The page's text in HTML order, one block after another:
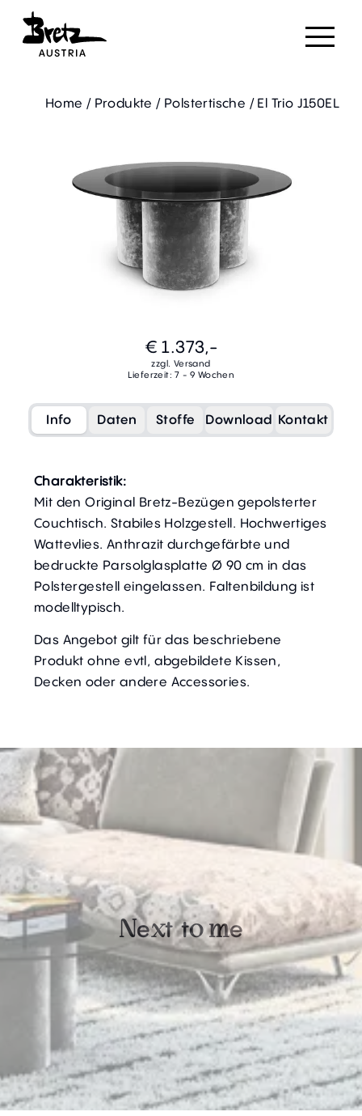
Home / Produkte / Polstertische /El Trio J150EL
€ 1.373,-
zzgl. Versand
Lieferzeit: 7 - 9 Wochen
Info Daten Stoffe Download Kontakt
Charakteristik:
Mit den Original Bretz-Bezügen gepolsterter
Couchtisch. Stabiles Holzgestell. Hochwertiges
Wattevlies. Anthrazit durchgefärbte und
bedruckte Parsolglasplatte Ø 90 cm in das
Polstergestell eingelassen. Faltenbildung ist
modelltypisch.
Das Angebot gilt für das beschriebene
Produkt ohne evtl, abgebildete Kissen,
Decken oder andere Accessories.
Next to me